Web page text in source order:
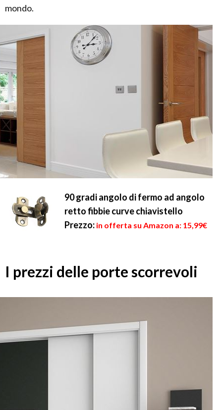
mondo.
90 gradi angolo di fermo ad angolo
retto fibbie curve chiavistello
Prezzo: in offerta su Amazon a: 15,99€
I prezzi delle porte scorrevoli